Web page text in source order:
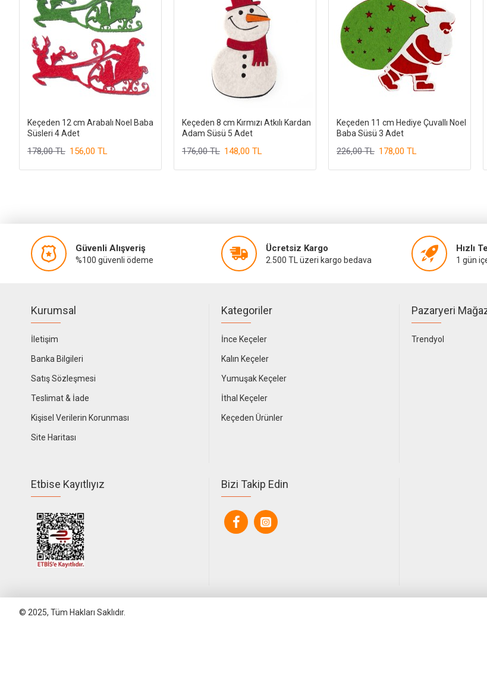
Keçeden 12 cm Arabalı Noel Baba
Süsleri 4 Adet
156,00 TL
178,00 TL
Keçeden 8 cm Kırmızı Atkılı Kardan
Adam Süsü 5 Adet
148,00 TL
176,00 TL
Keçeden 11 cm Hediye Çuvallı Noel
Baba Süsü 3 Adet
178,00 TL
226,00 TL
Güvenli Alışveriş
%100 güvenli ödeme
Ücretsiz Kargo
2.500 TL üzeri kargo bedava
Hızlı
1 gün
Kurumsal
İletişim
Banka Bilgileri
Satış Sözleşmesi
Teslimat & İade
Kişisel Verilerin Korunması
Site Haritası
Kategoriler
İnce Keçeler
Kalın Keçeler
Yumuşak Keçeler
İthal Keçeler
Keçeden Ürünler
Pazaryeri
Trendyol
Etbise Kayıtlıyız Bizi Takip Edin
© 2025, Tüm Hakları Saklıdır.